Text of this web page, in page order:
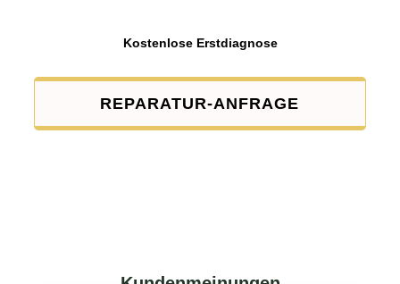
Kostenlose Erstdiagnose
REPARATUR-ANFRAGE